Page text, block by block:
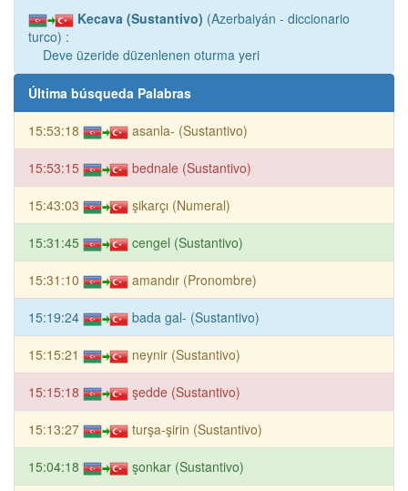
Kecava (Sustantivo) (Azerbaiyán - diccionario
turco) :
Deve üzeride düzenlenen oturma yeri
Última búsqueda Palabras
15:53:18 asanla- (Sustantivo)
15:53:15 bednale (Sustantivo)
15:43:03 şikarçı (Numeral)
15:31:45 cengel (Sustantivo)
15:31:10 amandır (Pronombre)
15:19:24 bada gal- (Sustantivo)
15:15:21 neynir (Sustantivo)
15:15:18 şedde (Sustantivo)
15:13:27 turşa-şirin (Sustantivo)
15:04:18 şonkar (Sustantivo)